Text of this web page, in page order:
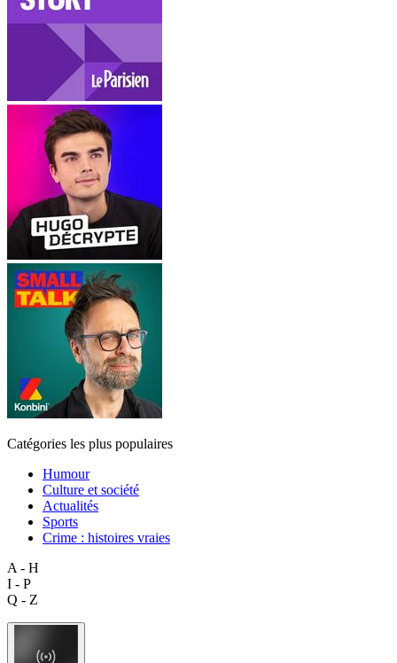
Catégories les plus populaires
Humour
Culture et société
Actualités
Sports
Crime : histoires vraies
A - H
I - P
Q - Z